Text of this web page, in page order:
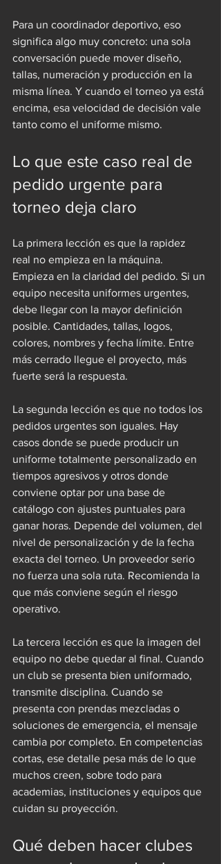
Para un coordinador deportivo, eso
significa algo muy concreto: una sola
conversación puede mover diseño,
tallas, numeración y producción en la
misma línea. Y cuando el torneo ya está
encima, esa velocidad de decisión vale
tanto como el uniforme mismo.
Lo que este caso real de
pedido urgente para
torneo deja claro
La primera lección es que la rapidez
real no empieza en la máquina.
Empieza en la claridad del pedido. Si un
equipo necesita uniformes urgentes,
debe llegar con la mayor definición
posible. Cantidades, tallas, logos,
colores, nombres y fecha límite. Entre
más cerrado llegue el proyecto, más
fuerte será la respuesta.
La segunda lección es que no todos los
pedidos urgentes son iguales. Hay
casos donde se puede producir un
uniforme totalmente personalizado en
tiempos agresivos y otros donde
conviene optar por una base de
catálogo con ajustes puntuales para
ganar horas. Depende del volumen, del
nivel de personalización y de la fecha
exacta del torneo. Un proveedor serio
no fuerza una sola ruta. Recomienda la
que más conviene según el riesgo
operativo.
La tercera lección es que la imagen del
equipo no debe quedar al final. Cuando
un club se presenta bien uniformado,
transmite disciplina. Cuando se
presenta con prendas mezcladas o
soluciones de emergencia, el mensaje
cambia por completo. En competencias
cortas, ese detalle pesa más de lo que
muchos creen, sobre todo para
academias, instituciones y equipos que
cuidan su proyección.
Qué deben hacer clubes